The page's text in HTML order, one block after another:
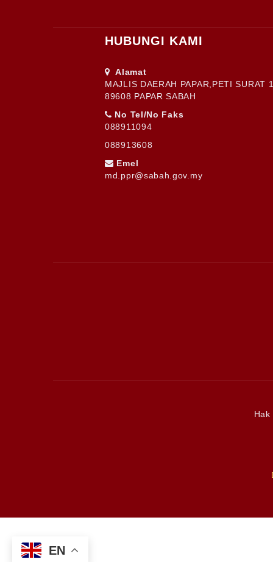
EN
5
HUBUNGI KAMI
Alamat
MAJLIS DAERAH PAPAR,PETI SURAT
89608 PAPAR SABAH
No Tel/No Faks
088911094
088913608
Emel
md.ppr@sabah.gov.my
Hak